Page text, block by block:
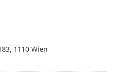
1110 Wien